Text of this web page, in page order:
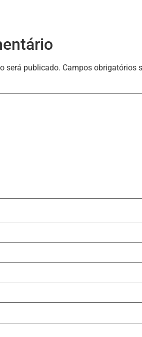
será publicado. Campos obrigatórios